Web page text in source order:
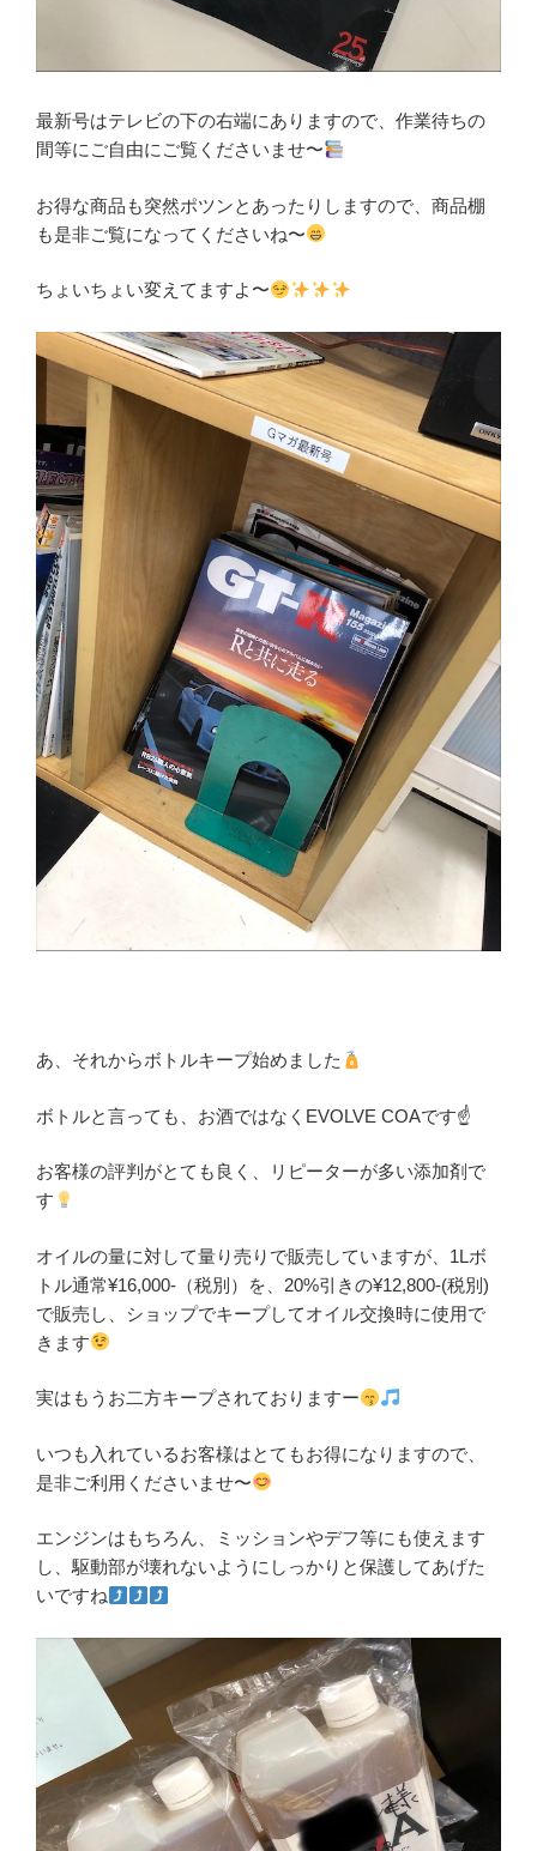
最新号はテレビの下の右端にありますので、作業待ちの
間等にご自由にご覧くださいませ〜
お得な商品も突然ポツンとあったりしますので、商品棚
も是非ご覧になってくださいね〜
ちょいちょい変えてますよ〜
あ、それからボトルキープ始めました
ボトルと言っても、お酒ではなくEVOLVE COAです☝️
お客様の評判がとても良く、リピーターが多い添加剤で
す
オイルの量に対して量り売りで販売していますが、1Lボ
トル通常¥16,000-（税別）を、20%引きの¥12,800-(税別)
で販売し、ショップでキープしてオイル交換時に使用で
きます
実はもうお二方キープされておりますー
いつも入れているお客様はとてもお得になりますので、
是非ご利用くださいませ〜
エンジンはもちろん、ミッションやデフ等にも使えます
し、駆動部が壊れないようにしっかりと保護してあげた
いですね